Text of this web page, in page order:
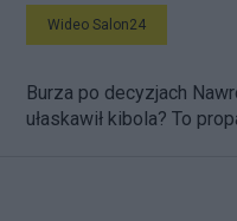
Wideo Salon24
Burza po decyzjach
ułaskawił kibola? To